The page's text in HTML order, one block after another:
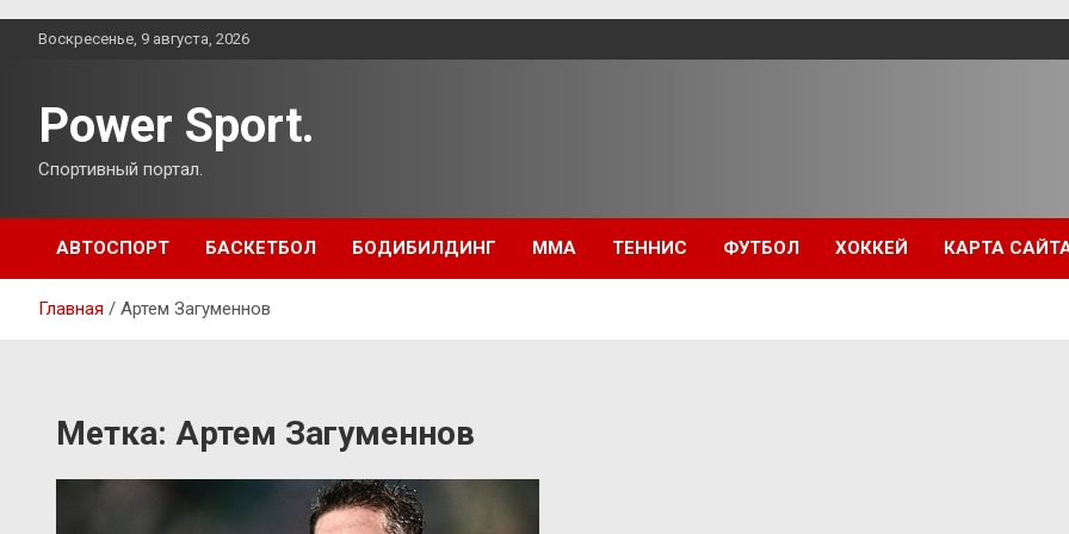
ПерейтиВоскресенье, 9 августа, 2026
Power Sport.
Спортивный портал.
АВТОСПОРТ БАСКЕТБОЛ БОДИБИЛДИНГ ММА ТЕННИС ФУТБОЛ ХОККЕЙ КАРТА
Главная Артем Загуменнов
Метка: Артем Загуменнов